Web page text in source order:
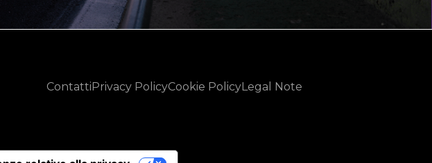
ContattiPrivacy PolicyCookie PolicyLegal Note